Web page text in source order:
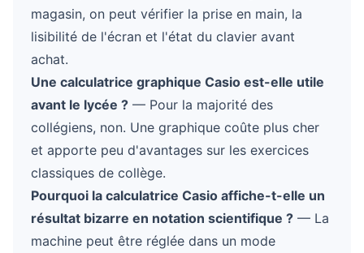
magasin, on peut vérifier la prise en main, la
lisibilité de l'écran et l'état du clavier avant
achat.
Une calculatrice graphique Casio est-elle utile
avant le lycée ? — Pour la majorité des
collégiens, non. Une graphique coûte plus cher
et apporte peu d'avantages sur les exercices
classiques de collège.
Pourquoi la calculatrice Casio affiche-t-elle un
résultat bizarre en notation scientifique ? — La
machine peut être réglée dans un mode